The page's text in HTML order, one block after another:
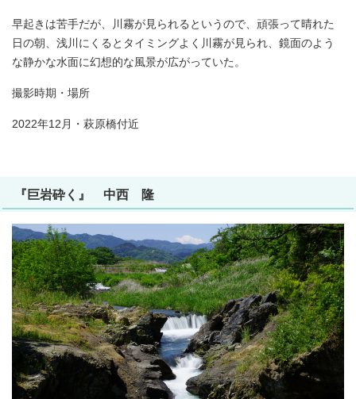
早起きは苦手だが、川霧が見られるというので、頑張って晴れた
日の朝、浅川にくるとタイミングよく川霧が見られ、鏡面のよう
な静かな水面に幻想的な風景が広がっていた。
撮影時期・場所
2022年12月・萩原橋付近
『巨岩砕く』 中西 隆